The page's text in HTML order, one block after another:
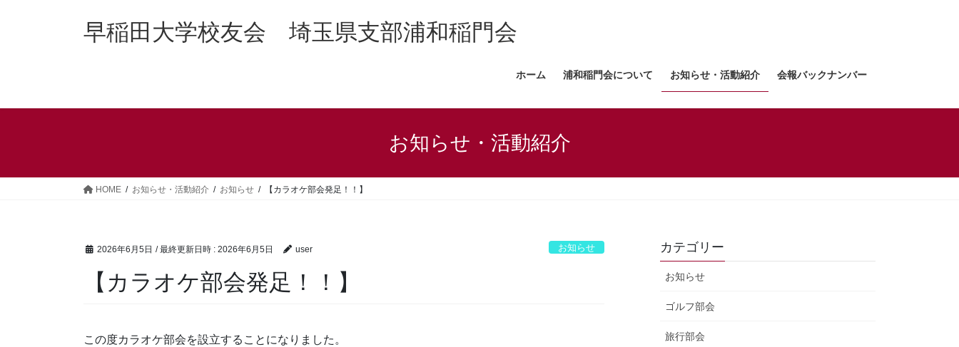
ス
ン
早稲田大学校友会 埼玉県支部浦和稲門会
ホーム 浦和稲門会について お知らせ・活動紹介 会報バックナンバー
お知らせ・活動紹介
HOME お知らせ・活動紹介 お知らせ 【カラオケ部会発足！！】
2026年6月5日 / 最終更新日時 : 2026年6月5日 user お知らせ
【カラオケ部会発足！！】
この度カラオケ部会を設立することになりました。
カテゴリー
お知らせ
ゴルフ部会
旅行部会